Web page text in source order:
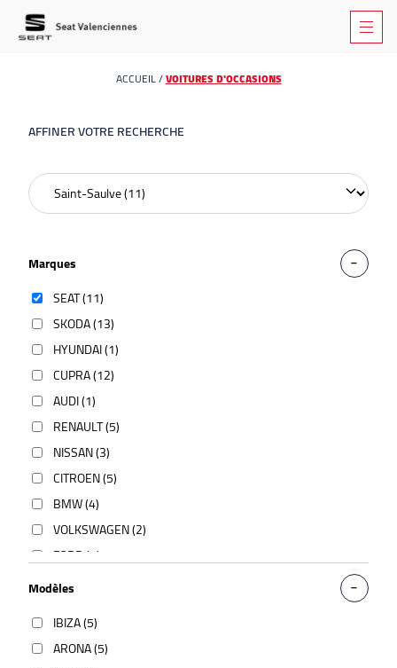
ACCUEIL/VOITURES D'OCCASIONS
AFFINER VOTRE RECHERCHE
Marques
SKODA (13)
HYUNDAI (1)
CUPRA (12)
AUDI (1)
RENAULT (5)
SEAT (11)
NISSAN (3)
CITROEN (5)
BMW (4)
VOLKSWAGEN (2)
FORD (5)
KIA (37)
OPEL (1)
MAZDA (1)
Modèles
IBIZA (5)
ARONA (5)